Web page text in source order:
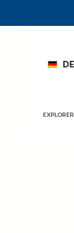
DE